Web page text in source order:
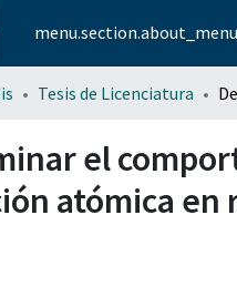
menu.section.about_menu
Tesis de Licenciatura
el
atómica en